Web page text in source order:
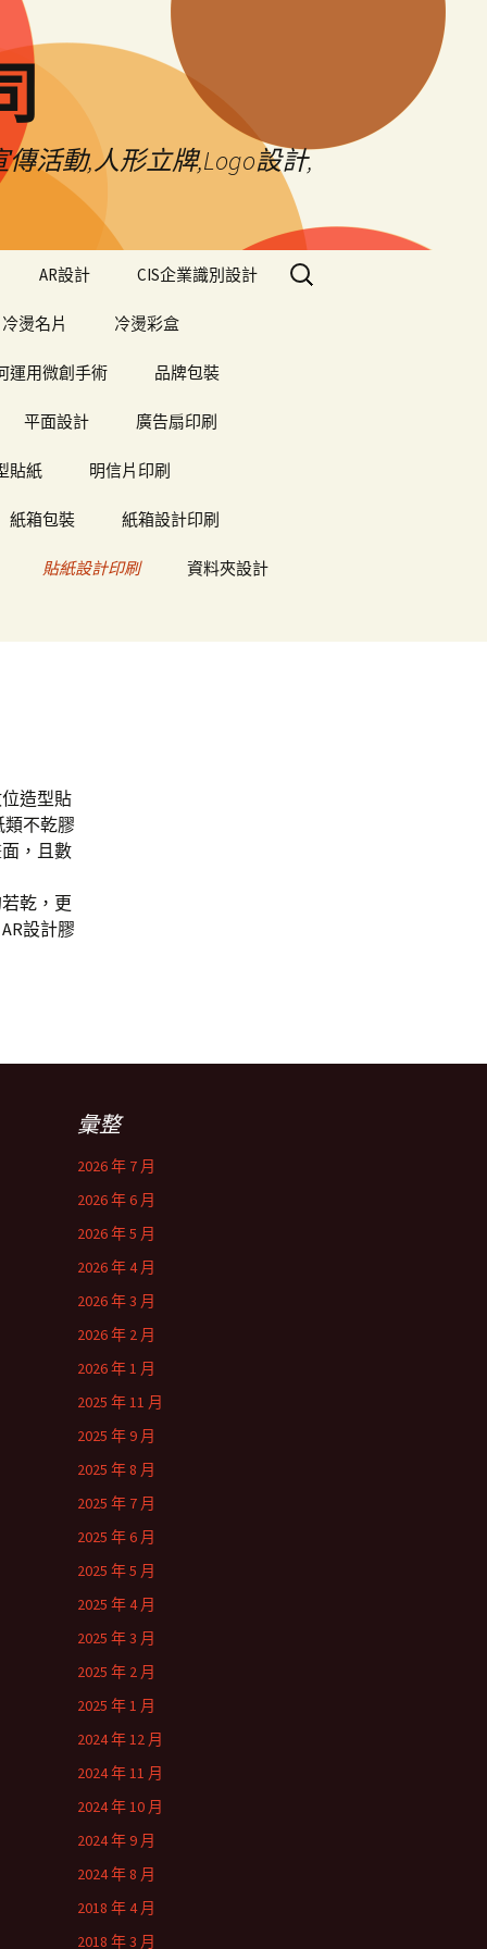
活動,人形立牌,Logo設計,
AR設計 CIS企業識別設計
冷燙名片 冷燙彩盒
運用微創手術 品牌包裝
平面設計 廣告扇印刷
貼紙 明信片印刷
紙箱包裝 紙箱設計印刷
貼紙設計印刷 資料夾設計
搜
尋
造型貼
不乾膠
，且數
乾，更
設計膠
彙整
2026 年 7 月
2026 年 6 月
2026 年 5 月
2026 年 4 月
2026 年 3 月
2026 年 2 月
2026 年 1 月
2025 年 11 月
2025 年 9 月
2025 年 8 月
2025 年 7 月
2025 年 6 月
2025 年 5 月
2025 年 4 月
2025 年 3 月
2025 年 2 月
2025 年 1 月
2024 年 12 月
2024 年 11 月
2024 年 10 月
2024 年 9 月
2024 年 8 月
2018 年 4 月
2018 年 3 月